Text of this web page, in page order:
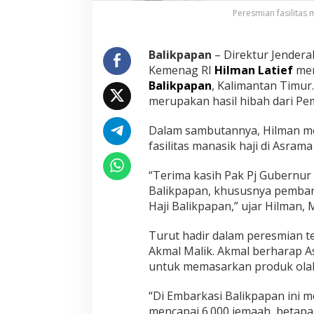
a
j
i
B
a
k
p
p
a
n
Peresmian fasilitas
Balikpapan – Direktur
Kemenag RI Hilman Latief
Balikpapan, Kalimantan
merupakan hasil hibah dari
Dalam sambutannya, Hilman
fasilitas manasik haji di
“Terima kasih Pak Pj
Balikpapan, khususnya
Haji Balikpapan,” ujar Hilman,
Turut hadir dalam peresmian
Akmal Malik. Akmal berharap
untuk memasarkan produk
“Di Embarkasi Balikpapan ini